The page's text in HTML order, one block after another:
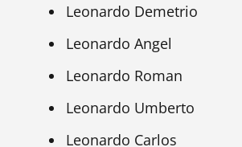
Leonardo Demetrio
Leonardo Angel
Leonardo Roman
Leonardo Umberto
Leonardo Carlos